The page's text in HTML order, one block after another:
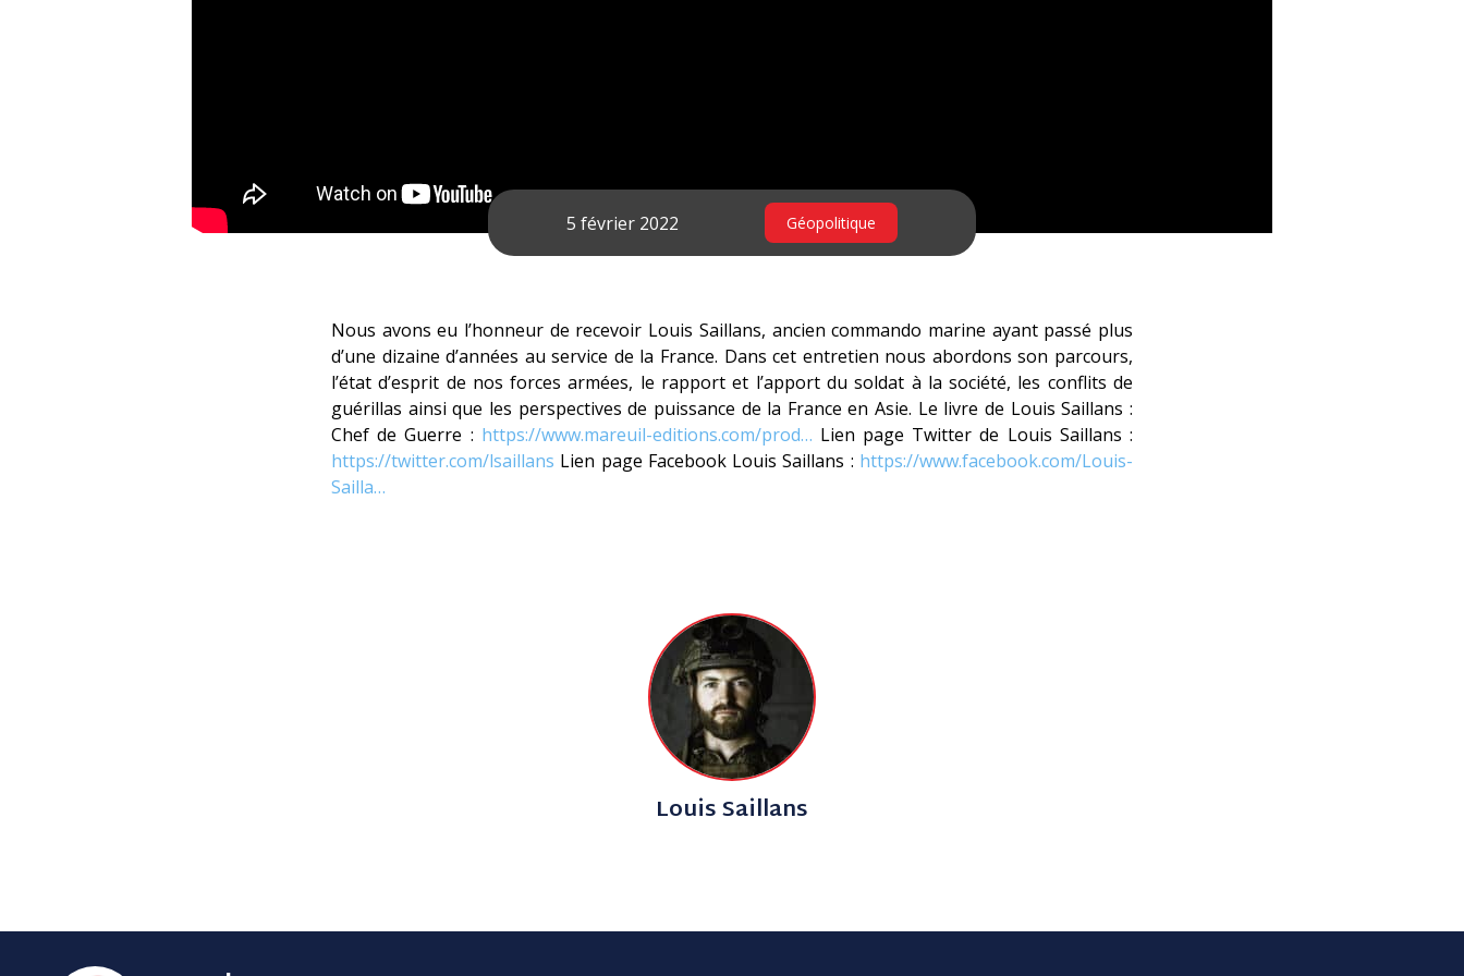
5 février 2022 Géopolitique
Nous avons eu l’honneur de recevoir Louis Saillans, ancien commando marine ayant passé plus
d’une dizaine d’années au service de la France. Dans cet entretien nous abordons son parcours,
l’état d’esprit de nos forces armées, le rapport et l’apport du soldat à la société, les conflits de
guérillas ainsi que les perspectives de puissance de la France en Asie. Le livre de Louis Saillans :
Chef de Guerre : https://www.mareuil-editions.com/prod… Lien page Twitter de Louis Saillans :
https://twitter.com/lsaillans Lien page Facebook Louis Saillans : https://www.facebook.com/Louis-
Sailla…
Louis Saillans